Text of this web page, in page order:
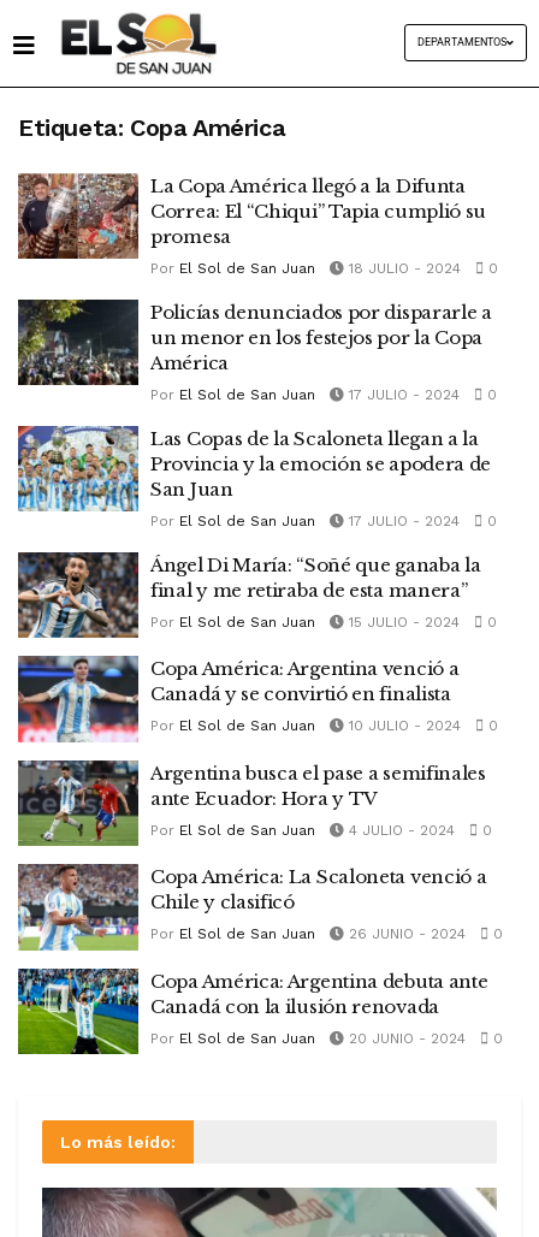
DEPARTAMENTOS
Etiqueta: Copa América
La Copa América llegó a la Difunta
Correa: El “Chiqui” Tapia cumplió su
promesa
Por El Sol de San Juan 18 JULIO - 2024 0
Policías denunciados por dispararle a
un menor en los festejos por la Copa
América
Por El Sol de San Juan 17 JULIO - 2024 0
Las Copas de la Scaloneta llegan a la
Provincia y la emoción se apodera de
San Juan
Por El Sol de San Juan 17 JULIO - 2024 0
Ángel Di María: “Soñé que ganaba la
final y me retiraba de esta manera”
Por El Sol de San Juan 15 JULIO - 2024 0
Copa América: Argentina venció a
Canadá y se convirtió en finalista
Por El Sol de San Juan 10 JULIO - 2024 0
Argentina busca el pase a semifinales
ante Ecuador: Hora y TV
Por El Sol de San Juan 4 JULIO - 2024 0
Copa América: La Scaloneta venció a
Chile y clasificó
Por El Sol de San Juan 26 JUNIO - 2024 0
Copa América: Argentina debuta ante
Canadá con la ilusión renovada
Por El Sol de San Juan 20 JUNIO - 2024 0
Lo más leído: